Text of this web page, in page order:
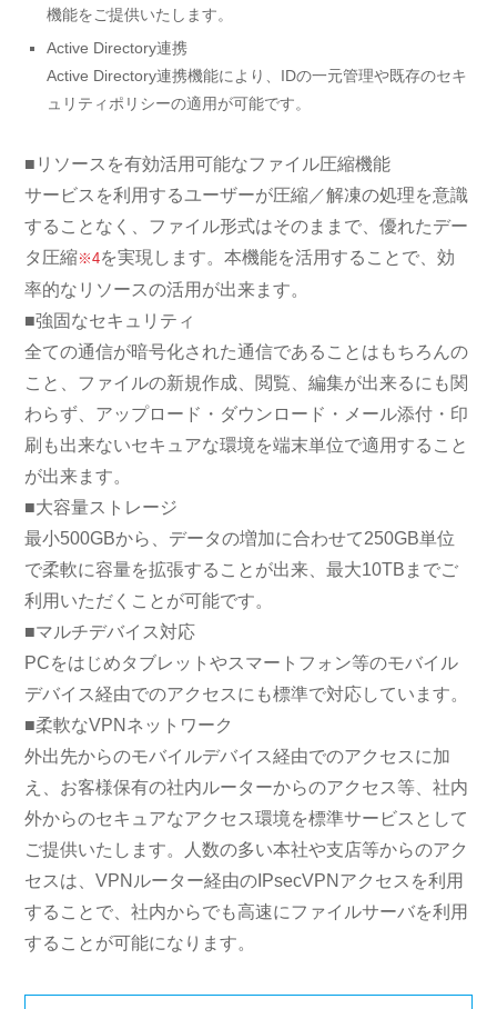
機能をご提供いたします。
Active Directory連携
Active Directory連携機能により、IDの一元管理や既存のセキ
ュリティポリシーの適用が可能です。
■リソースを有効活用可能なファイル圧縮機能
サービスを利用するユーザーが圧縮／解凍の処理を意識
することなく、ファイル形式はそのままで、優れたデー
タ圧縮※4を実現します。本機能を活用することで、効
率的なリソースの活用が出来ます。
■強固なセキュリティ
全ての通信が暗号化された通信であることはもちろんの
こと、ファイルの新規作成、閲覧、編集が出来るにも関
わらず、アップロード・ダウンロード・メール添付・印
刷も出来ないセキュアな環境を端末単位で適用すること
が出来ます。
■大容量ストレージ
最小500GBから、データの増加に合わせて250GB単位
で柔軟に容量を拡張することが出来、最大10TBまでご
利用いただくことが可能です。
■マルチデバイス対応
PCをはじめタブレットやスマートフォン等のモバイル
デバイス経由でのアクセスにも標準で対応しています。
■柔軟なVPNネットワーク
外出先からのモバイルデバイス経由でのアクセスに加
え、お客様保有の社内ルーターからのアクセス等、社内
外からのセキュアなアクセス環境を標準サービスとして
ご提供いたします。人数の多い本社や支店等からのアク
セスは、VPNルーター経由のIPsecVPNアクセスを利用
することで、社内からでも高速にファイルサーバを利用
することが可能になります。